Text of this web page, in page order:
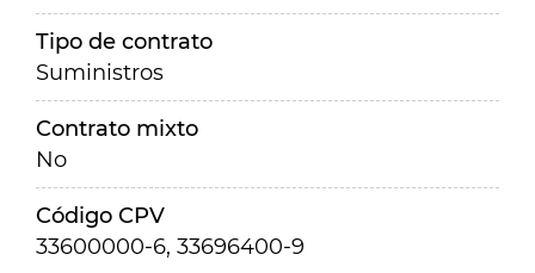
Tipo de contrato
Suministros
Contrato mixto
No
Código CPV
33600000-6, 33696400-9